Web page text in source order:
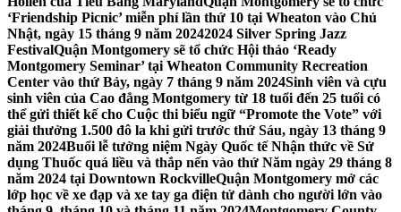
‘Friendship Picnic’ miễn phí lần thứ 10 tại Wheaton vào Chủ
Nhật, ngày 15 tháng 9 năm 20242024 Silver Spring Jazz
FestivalQuận Montgomery sẽ tổ chức Hội thảo ‘Ready
Montgomery Seminar’ tại Wheaton Community Recreation
Center vào thứ Bảy, ngày 7 tháng 9 năm 2024Sinh viên và cựu
sinh viên của Cao đẳng Montgomery từ 18 tuổi đến 25 tuổi có
thể gửi thiết kế cho Cuộc thi biểu ngữ “Promote the Vote” với
giải thưởng 1.500 đô la khi gửi trước thứ Sáu, ngày 13 tháng 9
năm 2024Buổi lễ tưởng niệm Ngày Quốc tế Nhận thức về Sử
dụng Thuốc quá liều và thắp nến vào thứ Năm ngày 29 tháng 8
năm 2024 tại Downtown RockvilleQuận Montgomery mở các
lớp học về xe đạp và xe tay ga điện tử dành cho người lớn vào